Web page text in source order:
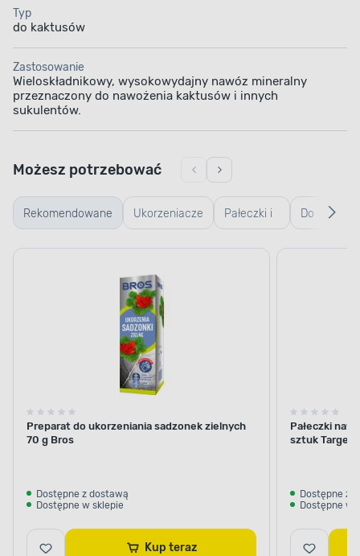
Typ
do kaktusów
Zastosowanie
Wieloskładnikowy, wysokowydajny nawóz mineralny
przeznaczony do nawożenia kaktusów i innych
sukulentów.
Rekomendowane Ukorzeniacze
i regulatory
wzrostu
Pałeczki i
aplikatory
Do
warzyw/
Możesz potrzebować
Preparat do ukorzeniania sadzonek zielnych
70 g Bros
Dostępne z dostawą
Dostępne w sklepie
Kup teraz
Pałeczki
sztuk Target
Dostępne z
Dostępne w